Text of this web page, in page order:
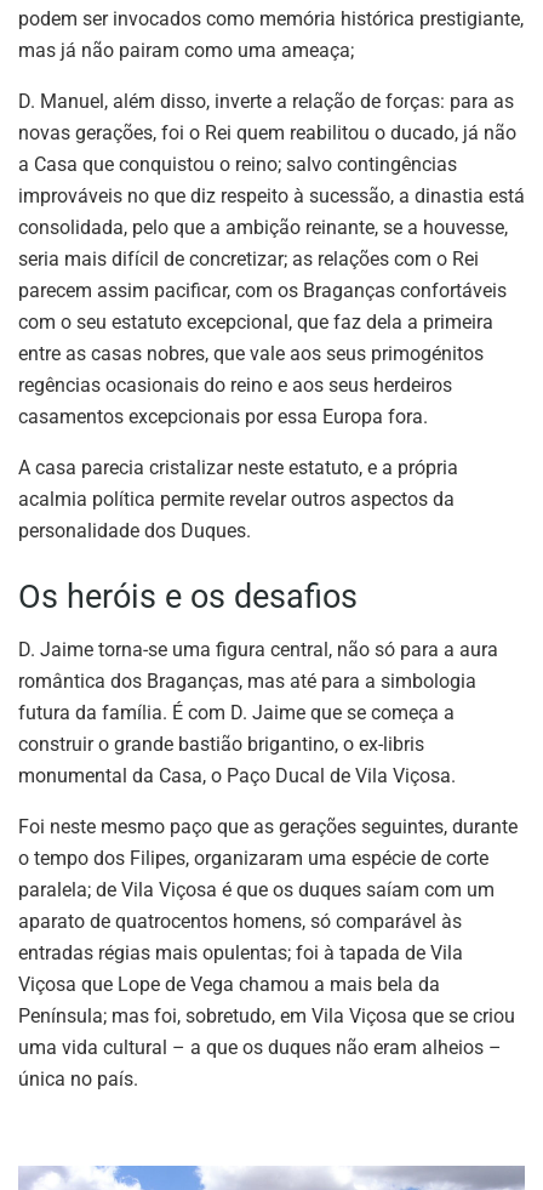
podem ser invocados como memória histórica prestigiante,
mas já não pairam como uma ameaça;
D. Manuel, além disso, inverte a relação de forças: para as
novas gerações, foi o Rei quem reabilitou o ducado, já não
a Casa que conquistou o reino; salvo contingências
improváveis no que diz respeito à sucessão, a dinastia está
consolidada, pelo que a ambição reinante, se a houvesse,
seria mais difícil de concretizar; as relações com o Rei
parecem assim pacificar, com os Braganças confortáveis
com o seu estatuto excepcional, que faz dela a primeira
entre as casas nobres, que vale aos seus primogénitos
regências ocasionais do reino e aos seus herdeiros
casamentos excepcionais por essa Europa fora.
A casa parecia cristalizar neste estatuto, e a própria
acalmia política permite revelar outros aspectos da
personalidade dos Duques.
Os heróis e os desafios
D. Jaime torna-se uma figura central, não só para a aura
romântica dos Braganças, mas até para a simbologia
futura da família. É com D. Jaime que se começa a
construir o grande bastião brigantino, o ex-libris
monumental da Casa, o Paço Ducal de Vila Viçosa.
Foi neste mesmo paço que as gerações seguintes, durante
o tempo dos Filipes, organizaram uma espécie de corte
paralela; de Vila Viçosa é que os duques saíam com um
aparato de quatrocentos homens, só comparável às
entradas régias mais opulentas; foi à tapada de Vila
Viçosa que Lope de Vega chamou a mais bela da
Península; mas foi, sobretudo, em Vila Viçosa que se criou
uma vida cultural – a que os duques não eram alheios –
única no país.